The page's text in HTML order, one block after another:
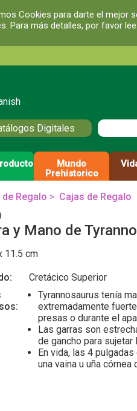
Cookies para darte el mejor
Para más detalles, por favor
Digitales
Mundo
Prehistorico
de Regalo > Cajas de Regalo
y Mano de
11.5 cm
Cretácico Superior
Tyrannosaurus tenía
extremadamente
presas o durante el
Las garras son
de gancho para sujetar
En vida, las 4
una vaina u uña córnea